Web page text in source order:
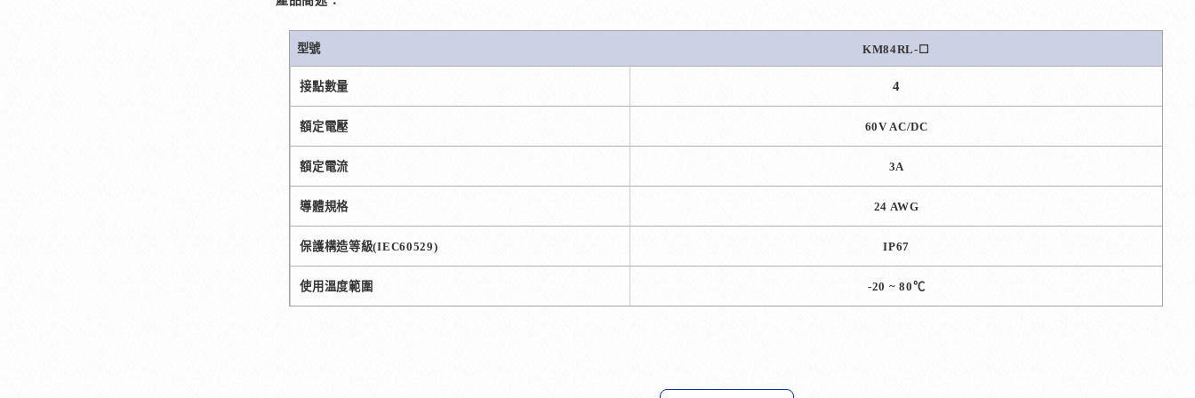
型號 KM84RL- ☐
接點數量 4
額定電壓 60V AC/DC
額定電流 3A
導體規格 24 AWG
保護構造等級(IEC60529) IP67
使用溫度範圍 -20 ~ 80℃